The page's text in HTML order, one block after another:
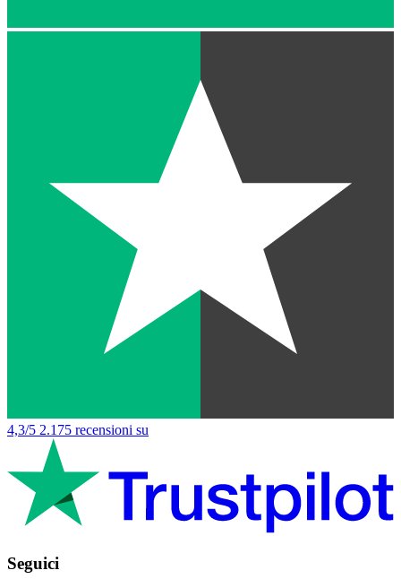
4,3/5 2.175 recensioni su
Seguici